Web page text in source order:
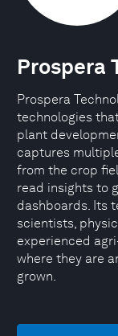
Prospera
Prospera
technologies
plant
captures
from the crop
read insights to
dashboards. Its
scientists,
experienced
where they are
grown.